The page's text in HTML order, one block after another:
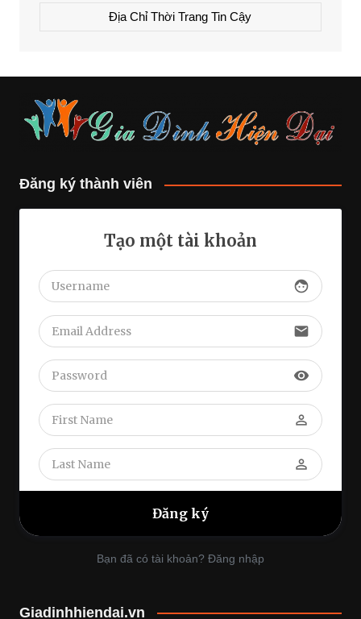
Địa Chỉ Thời Trang Tin Cậy
Đăng ký thành viên
Tạo một tài khoản
face
email
visibility
perm_identity
perm_identity
Bạn đã có tài khoản? Đăng nhập
Giadinhhiendai.vn